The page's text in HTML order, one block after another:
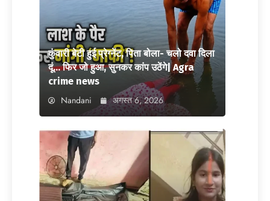
कुंवारी बेटी हुई प्रेग्नेंट, पिता बोला- चलो दवा दिला
दूं… फिर जो हुआ, सुनकर कांप उठेंगे| Agra
crime news
Nandani अगस्त 6, 2026